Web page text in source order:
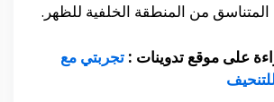
من المنطقة الخلفية للظهر.
على موقع تدوينات : تجربتي مع